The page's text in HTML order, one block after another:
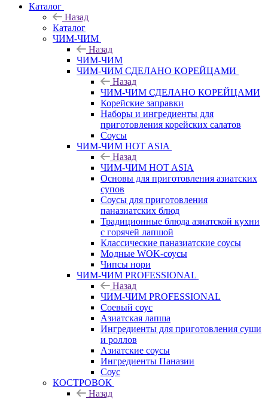
Каталог
Назад
Каталог
ЧИМ-ЧИМ
Назад
ЧИМ-ЧИМ
ЧИМ-ЧИМ СДЕЛАНО КОРЕЙЦАМИ
Назад
ЧИМ-ЧИМ СДЕЛАНО КОРЕЙЦАМИ
Корейские заправки
Наборы и ингредиенты для
приготовления корейских салатов
Соусы
ЧИМ-ЧИМ HOT ASIA
Назад
ЧИМ-ЧИМ HOT ASIA
Основы для приготовления азиатских
супов
Соусы для приготовления
паназиатских блюд
Традиционные блюда азиатской кухни
с горячей лапшой
Классические паназиатские соусы
Модные WOK-соусы
Чипсы нори
ЧИМ-ЧИМ PROFESSIONAL
Назад
ЧИМ-ЧИМ PROFESSIONAL
Соевый соус
Азиатская лапша
Ингредиенты для приготовления суши
и роллов
Азиатские соусы
Ингредиенты Паназии
Соус
КОСТРОВОК
Назад